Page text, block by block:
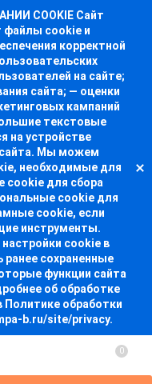
COOKIE Сайт
файлы cookie и
корректной
на сайте;
сайта; — оценки
кампаний
текстовые
на устройстве
сайта. Мы можем
необходимые для
cookie для сбора
cookie для
cookie, если
инструменты.
cookie в
ранее сохраненные
функции сайта
об обработке
обработки
b.ru/site/privacy.
0